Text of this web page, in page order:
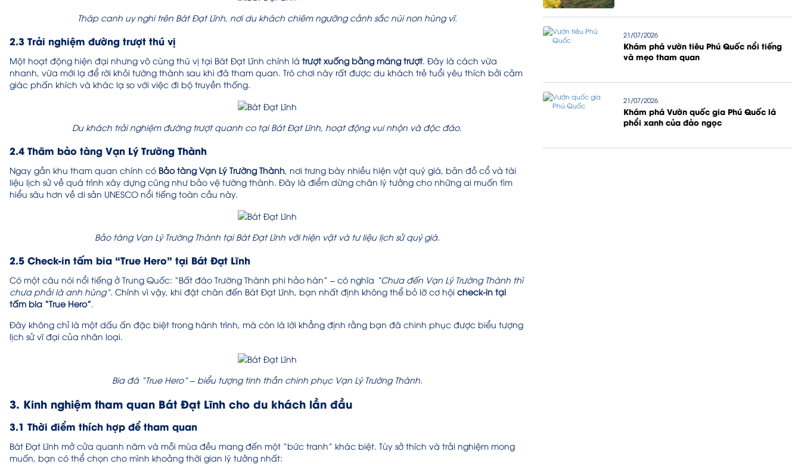
Tháp canh uy nghi trên Bát Đạt Lĩnh, nơi du khách chiêm ngưỡng cảnh sắc núi non hùng vĩ.
2.3 Trải nghiệm đường trượt thú vị
Một hoạt động hiện đại nhưng vô cùng thú vị tại Bát Đạt Lĩnh chính là trượt xuống bằng máng trượt. Đây là cách vừa
nhanh, vừa mới lạ để rời khỏi tường thành sau khi đã tham quan. Trò chơi này rất được du khách trẻ tuổi yêu thích bởi cảm
giác phấn khích và khác lạ so với việc đi bộ truyền thống.
Du khách trải nghiệm đường trượt quanh co tại Bát Đạt Lĩnh, hoạt động vui nhộn và độc đáo.
2.4 Thăm bảo tàng Vạn Lý Trường Thành
Ngay gần khu tham quan chính có Bảo tàng Vạn Lý Trường Thành, nơi trưng bày nhiều hiện vật quý giá, bản đồ cổ và tài
liệu lịch sử về quá trình xây dựng cũng như bảo vệ tường thành. Đây là điểm dừng chân lý tưởng cho những ai muốn tìm
hiểu sâu hơn về di sản UNESCO nổi tiếng toàn cầu này.
Bảo tàng Vạn Lý Trường Thành tại Bát Đạt Lĩnh với hiện vật và tư liệu lịch sử quý giá.
2.5 Check-in tấm bia “True Hero” tại Bát Đạt Lĩnh
Có một câu nói nổi tiếng ở Trung Quốc: “Bất đáo Trường Thành phi hảo hán” – có nghĩa “Chưa đến Vạn Lý Trường Thành thì
chưa phải là anh hùng”. Chính vì vậy, khi đặt chân đến Bát Đạt Lĩnh, bạn nhất định không thể bỏ lỡ cơ hội check-in tại
tấm bia “True Hero”.
Đây không chỉ là một dấu ấn đặc biệt trong hành trình, mà còn là lời khẳng định rằng bạn đã chinh phục được biểu tượng
lịch sử vĩ đại của nhân loại.
Bia đá “True Hero” – biểu tượng tinh thần chinh phục Vạn Lý Trường Thành.
3. Kinh nghiệm tham quan Bát Đạt Lĩnh cho du khách lần đầu
3.1 Thời điểm thích hợp để tham quan
Bát Đạt Lĩnh mở cửa quanh năm và mỗi mùa đều mang đến một “bức tranh” khác biệt. Tùy sở thích và trải nghiệm mong
muốn, bạn có thể chọn cho mình khoảng thời gian lý tưởng nhất:
21/07/2026
Khám phá vườn tiêu Phú Quốc nổi tiếng
và mẹo tham quan
21/07/2026
Khám phá Vườn quốc gia Phú Quốc lá
phổi xanh của đảo ngọc